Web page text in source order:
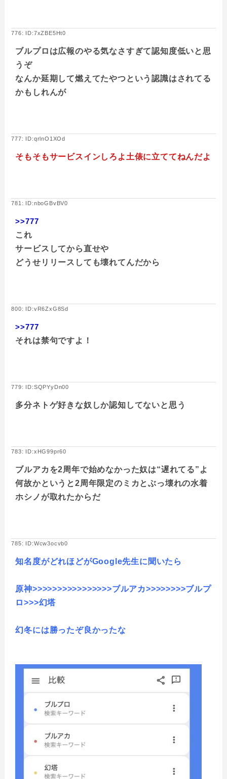
776: ID:7xZBE5Ht0
ブルプロは広報のやる気なさすぎて認知度低いと思
うぞ
なんか延期して燃えてたやつという認識はされてる
かもしれんが
777: ID:qrlnO1XOd
そもそもサービスインしろよ土俵に立ててねんだよ
781: ID:nboGBvBV0
>>777
これ
サービスしてから直せや
どうせリリースしても壊れてんだから
800: ID:vR6ZxG8Sd
>>777
それは禁句ですよ！
779: ID:SQPYyDn00
多分ネトゲ好きな奴しか認知してないと思う
783: ID:xHG99pr60
ブルアカを2周年で始めなかった奴は“遅れてる”よ
何故かというと2周年限定のミカとぶっ壊れの水着
ホシノが取れたからだ
785: ID:Wcw3ocvb0
知名度がどれほどがGoogle先生に聞いたら
原神>>>>>>>>>>>>>>>>ブルアカ>>>>>>>>ブルプ
ロ>>>幻塔
幻冬には勝ったぞ良かったな